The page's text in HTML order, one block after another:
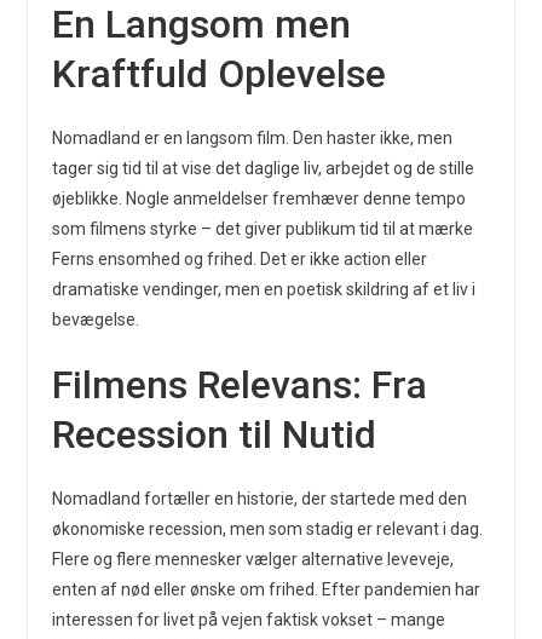
En Langsom men
Kraftfuld Oplevelse
Nomadland er en langsom film. Den haster ikke, men
tager sig tid til at vise det daglige liv, arbejdet og de stille
øjeblikke. Nogle anmeldelser fremhæver denne tempo
som filmens styrke – det giver publikum tid til at mærke
Ferns ensomhed og frihed. Det er ikke action eller
dramatiske vendinger, men en poetisk skildring af et liv i
bevægelse.
Filmens Relevans: Fra
Recession til Nutid
Nomadland fortæller en historie, der startede med den
økonomiske recession, men som stadig er relevant i dag.
Flere og flere mennesker vælger alternative leveveje,
enten af nød eller ønske om frihed. Efter pandemien har
interessen for livet på vejen faktisk vokset – mange